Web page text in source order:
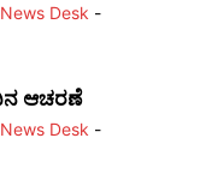
Desk -
ಆಚರಣೆ
Desk -